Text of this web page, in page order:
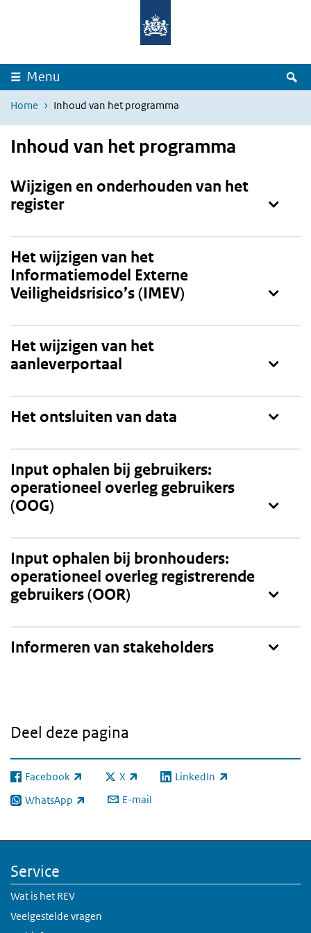
Overslaan en naar de inhoud gaan
Menu
Home Inhoud van het programma
Inhoud van het programma
Toon
Wijzigen en onderhouden van het
register
Toon
Het wijzigen van het
Informatiemodel Externe
Veiligheidsrisico’s (IMEV)
Toon
Het wijzigen van het
aanleverportaal
Toon
Het ontsluiten van data
Toon
Input ophalen bij gebruikers:
operationeel overleg gebruikers
(OOG)
Toon
Input ophalen bij bronhouders:
operationeel overleg registrerende
gebruikers (OOR)
Toon
Informeren van stakeholders
Deel deze pagina
Facebook
(externe link) X
(externe link) LinkedIn
(externe link)
WhatsApp
(externe link) E-mail
Service
Wat is het REV
Veelgestelde vragen